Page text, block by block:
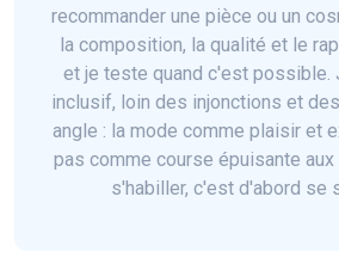
recommander une pièce ou un
la composition, la qualité et le
et je teste quand c'est possible.
inclusif, loin des injonctions et
angle : la mode comme plaisir et
pas comme course épuisante aux
s'habiller, c'est d'abord se